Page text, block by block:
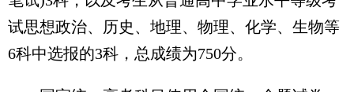
试思想政治、历史、地理、物理、化学、生物等
6科中选报的3科，总成绩为750分。